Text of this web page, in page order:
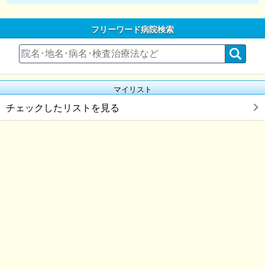
フリーワード病院検索
マイリスト
チェックしたリストを見る